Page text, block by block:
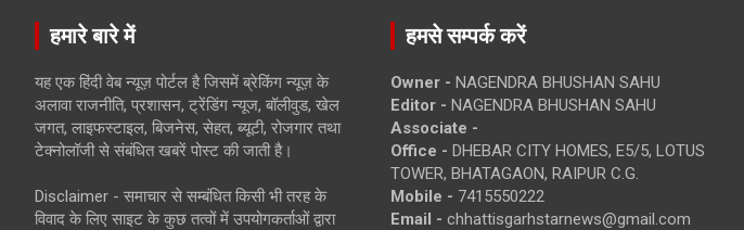
हमारे बारे में
यह एक हिंदी वेब न्यूज़ पोर्टल है जिसमें ब्रेकिंग न्यूज़ के
अलावा राजनीति, प्रशासन, ट्रेंडिंग न्यूज, बॉलीवुड, खेल
जगत, लाइफस्टाइल, बिजनेस, सेहत, ब्यूटी, रोजगार तथा
टेक्नोलॉजी से संबंधित खबरें पोस्ट की जाती है।
Disclaimer - समाचार से सम्बंधित किसी भी तरह के
विवाद के लिए साइट के कुछ तत्वों में उपयोगकर्ताओं द्वारा
हमसे सम्पर्क करें
Owner - NAGENDRA BHUSHAN SAHU
Editor - NAGENDRA BHUSHAN SAHU
Associate -
Office - DHEBAR CITY HOMES, E5/5, LOTUS
TOWER, BHATAGAON, RAIPUR C.G.
Mobile - 7415550222
Email - chhattisgarhstarnews@gmail.com